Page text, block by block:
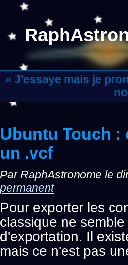
« J'essaye mais je
Ubuntu Touch
un .vcf
Par RaphAstronome le
permanent
Pour exporter les
classique ne
d'exportation. Il
mais ce n'est pas